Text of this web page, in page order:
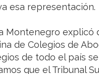
esa representación.
Montenegro explicó
de Colegios de
de todo el país
que el Tribunal